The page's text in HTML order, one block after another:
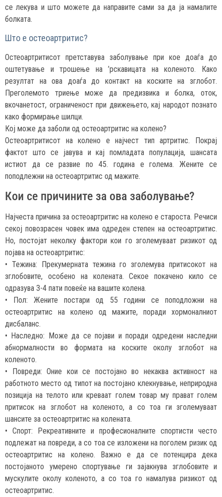
се лекува и што можете да направите сами за да ја намалите
болката.
Што е остеоартритис?
Остеоартритисот претставува заболување при кое доаѓа до
оштетување и трошење на ’рскавицата на коленото. Како
резултат на ова доаѓа до контакт на коските на зглобот.
Преголемото триење може да предизвика и болка, оток,
вкочанетост, ограниченост при движењето, кај народот познато
како формирање шилци.
Кој може да заболи од остеоартритис на колено?
Остеоартритисот на колено е најчест тип артритис. Покрај
фактот што се јавува и кај помладата популација, шансата
истиот да се развие по 45. година е голема. Жените се
поподлежни на остеоартритис од мажите.
Кои се причините за ова заболување?
Најчеста причина за остеоартритис на колено е староста. Речиси
секој повозрасен човек има одреден степен на остеоартритис.
Но, постојат неколку фактори кои го зголемуваат ризикот од
појава на остеоартритис:
• Тежина: Прекумерната тежина го зголемува притисокот на
зглобовите, особено на колената. Секое покачено кило се
одразува 3-4 пати повеќе на вашите колена.
• Пол: Жените постари од 55 години се поподложни на
остеоартритис на колено од мажите, поради хормоналниот
дисбаланс.
• Наследно: Може да се појави и поради одредени наследни
абнормалности во формата на коските околу зглобот на
коленото.
• Повреди: Оние кои се постојано во некаква активност на
работното место од типот на постојано клекнување, неприродна
позиција на телото или креваат голем товар му прават голем
притисок на зглобот на коленото, а со тоа ги зголемуваат
шансите за остеоартритис на колената.
• Спорт: Рекреативните и професионалните спортисти често
подлежат на повреди, а со тоа се изложени на поголем ризик од
остеоартритис на колено. Важно е да се потенцира дека
постојаното умерено спортување ги зајакнува зглобовите и
мускулите околу коленото, а со тоа го намалува ризикот од
остеоартритис.